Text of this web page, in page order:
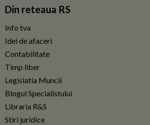
Din reteaua RS
Info tva
Idei de afaceri
Contabilitate
Timp liber
Legislatia Muncii
Blogul Specialistului
Libraria R&S
Stiri juridice